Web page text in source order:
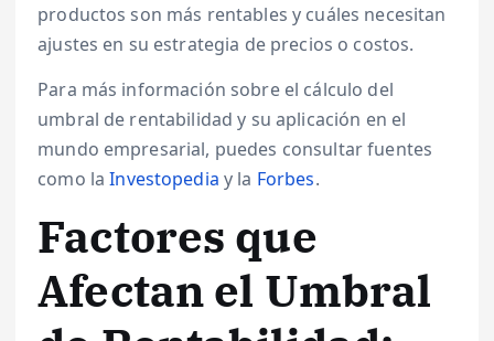
productos son más rentables y cuáles necesitan
ajustes en su estrategia de precios o costos.
Para más información sobre el cálculo del
umbral de rentabilidad y su aplicación en el
mundo empresarial, puedes consultar fuentes
como laInvestopedia y la Forbes.
Factores que
Afectan el Umbral